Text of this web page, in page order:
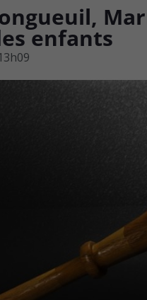
enfants